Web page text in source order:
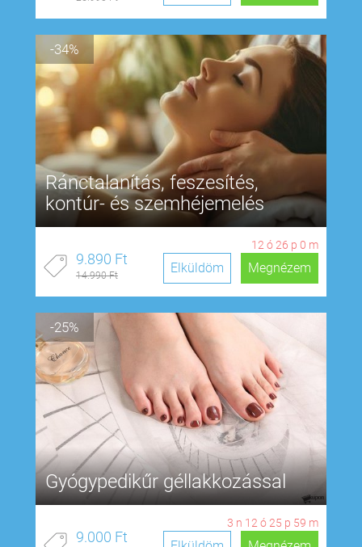
-34%
Ránctalanítás, feszesítés,
kontúr- és szemhéjemelés
12ó 25p 59 m
9.890 Ft
14.990 Ft Megnézem
Elküldöm
-25%
Gyógypedikűr géllakkozással
3 n 12 ó 25 p 58 m
9.000 Ft